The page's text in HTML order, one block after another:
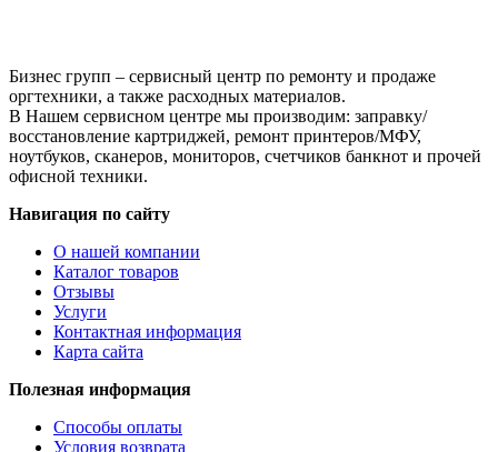
Бизнес групп – сервисный центр по ремонту и продаже
оргтехники, а также расходных материалов.
В Нашем сервисном центре мы производим: заправку/
восстановление картриджей, ремонт принтеров/МФУ,
ноутбуков, сканеров, мониторов, счетчиков банкнот и прочей
офисной техники.
Навигация по сайту
О нашей компании
Каталог товаров
Отзывы
Услуги
Контактная информация
Карта сайта
Полезная информация
Способы оплаты
Условия возврата